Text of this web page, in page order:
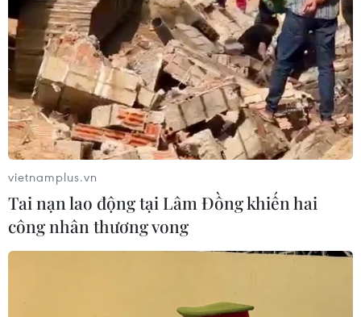
Áp lực lạm phát, DN dệt may tìm cách ứng
phó khi đơn hàng sụt giảm
06/10/2022 01:20
Khi đối mặt với tình trạng đơn hàng giảm, doanh
nghiệp đã sắp xếp lại giờ làm đồng thời chuyển dịch
đầu tư vào công nghệ và tự động hóa nhằm thích ứng
được khi cơ cấu mặt hàng có thay đổi.
vietnamplus.vn
Tai nạn lao động tại Lâm Đồng khiến hai
công nhân thương vong